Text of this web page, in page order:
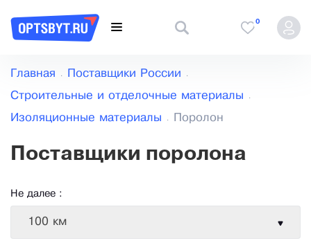
0
Главная Поставщики России
Строительные и отделочные материалы
Изоляционные материалы Поролон
Поставщики поролона
Не далее :
100 км